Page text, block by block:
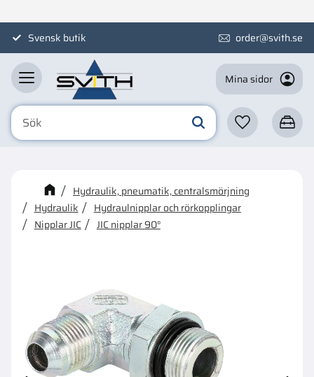
MenySvensk butik order@svith.se
Mina sidor
Favoriter
Kanske någon av dessa
produkter kan intressera dig?
Hydraulik, pneumatik, centralsmörjning
Hydraulik
Hydraulnipplar och rörkopplingar
Nipplar JIC
JIC nipplar 90°